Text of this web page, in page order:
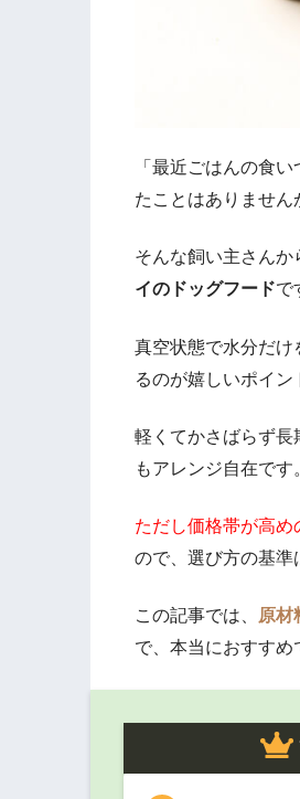
「最近ごはんの食
たことはありません
そんな飼い主さん
イのドッグフードで
真空状態で水分だけ
るのが嬉しいポイン
軽くてかさばらず長
もアレンジ自在です
ただし価格帯が高
ので、選び方の基準
この記事では、 原材
で、本当におすすめ